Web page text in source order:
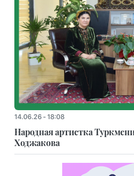
14.06.26 - 18:08
Народная артистка
Ходжакова